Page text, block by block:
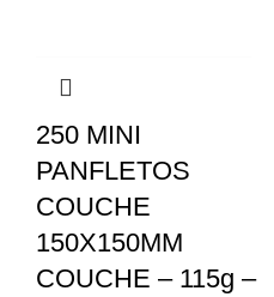
250 MINI
PANFLETOS
COUCHE
150X150MM
COUCHE – 115g –